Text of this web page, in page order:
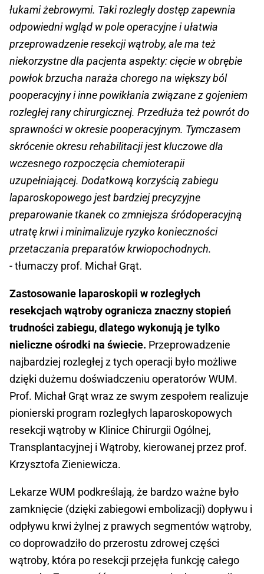
łukami żebrowymi. Taki rozległy dostęp zapewnia
odpowiedni wgląd w pole operacyjne i ułatwia
przeprowadzenie resekcji wątroby, ale ma też
niekorzystne dla pacjenta aspekty: cięcie w obrębie
powłok brzucha naraża chorego na większy ból
pooperacyjny i inne powikłania związane z gojeniem
rozległej rany chirurgicznej. Przedłuża też powrót do
sprawności w okresie pooperacyjnym. Tymczasem
skrócenie okresu rehabilitacji jest kluczowe dla
wczesnego rozpoczęcia chemioterapii
uzupełniającej. Dodatkową korzyścią zabiegu
laparoskopowego jest bardziej precyzyjne
preparowanie tkanek co zmniejsza śródoperacyjną
utratę krwi i minimalizuje ryzyko konieczności
przetaczania preparatów krwiopochodnych.
- tłumaczy prof. Michał Grąt.
Zastosowanie laparoskopii w rozległych
resekcjach wątroby ogranicza znaczny stopień
trudności zabiegu, dlatego wykonują je tylko
nieliczne ośrodki na świecie. Przeprowadzenie
najbardziej rozległej z tych operacji było możliwe
dzięki dużemu doświadczeniu operatorów WUM.
Prof. Michał Grąt wraz ze swym zespołem realizuje
pionierski program rozległych laparoskopowych
resekcji wątroby w Klinice Chirurgii Ogólnej,
Transplantacyjnej i Wątroby, kierowanej przez prof.
Krzysztofa Zieniewicza.
Lekarze WUM podkreślają, że bardzo ważne było
zamknięcie (dzięki zabiegowi embolizacji) dopływu i
odpływu krwi żylnej z prawych segmentów wątroby,
co doprowadziło do przerostu zdrowej części
wątroby, która po resekcji przejęła funkcję całego